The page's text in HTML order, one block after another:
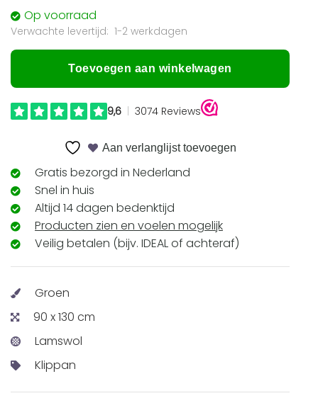
Op voorraad
1-2 werkdagen
Toevoegen aan winkelwagen
Aan verlanglijst toevoegen
Gratis bezorgd in Nederland
Snel in huis
Altijd 14 dagen bedenktijd
Producten zien en voelen mogelijk
Veilig betalen (bijv. IDEAL of achteraf)
Groen
90 x 130 cm
Lamswol
Klippan